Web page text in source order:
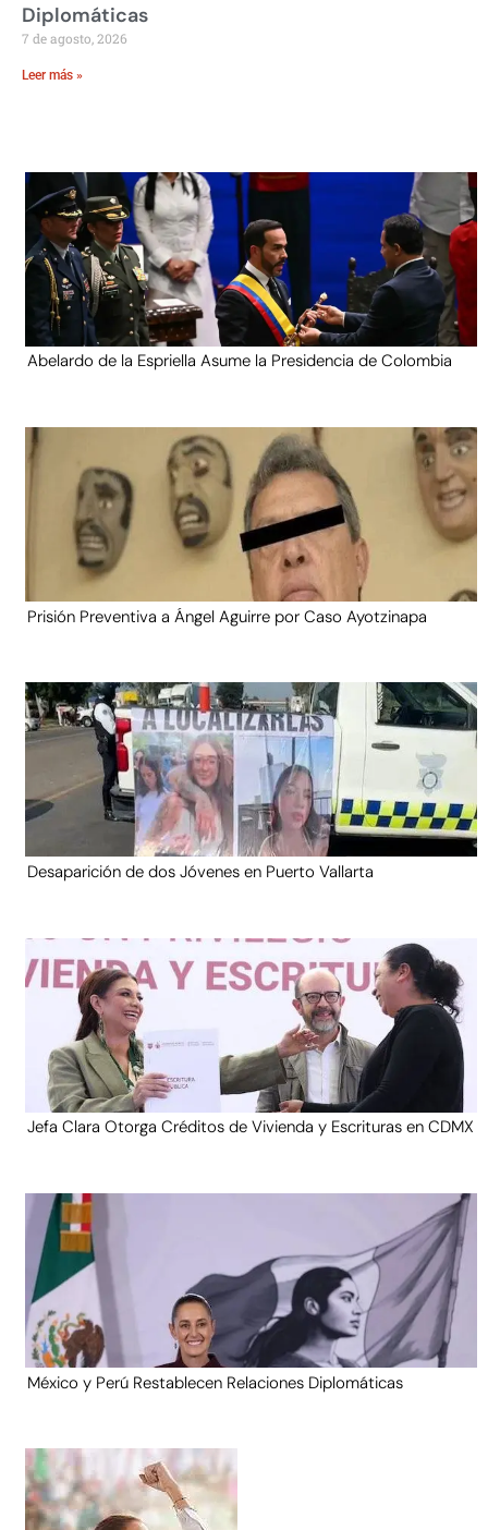
Diplomáticas
7 de agosto, 2026
Leer más »
Abelardo de la Espriella Asume la Presidencia de Colombia
Prisión Preventiva a Ángel Aguirre por Caso Ayotzinapa
Desaparición de dos Jóvenes en Puerto Vallarta
Jefa Clara Otorga Créditos de Vivienda y Escrituras en CDMX
México y Perú Restablecen Relaciones Diplomáticas